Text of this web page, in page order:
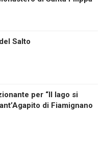
Salto
per “Il lago si
di Fiamignano